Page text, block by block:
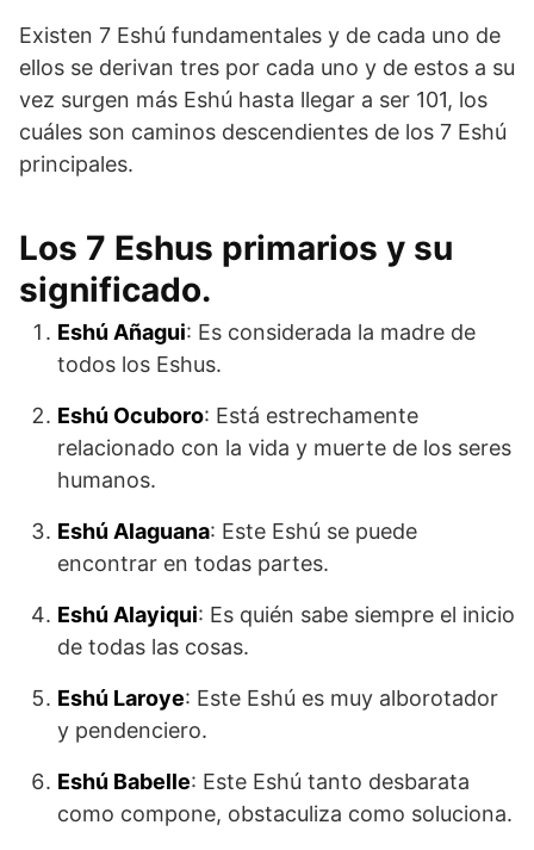
Existen 7 Eshú fundamentales y de cada uno de
ellos se derivan tres por cada uno y de estos a su
vez surgen más Eshú hasta llegar a ser 101, los
cuáles son caminos descendientes de los 7 Eshú
principales.
Los 7 Eshus primarios y su
significado.
Eshú Añagui: Es considerada la madre de
todos los Eshus.
Eshú Ocuboro: Está estrechamente
relacionado con la vida y muerte de los seres
humanos.
Eshú Alaguana: Este Eshú se puede
encontrar en todas partes.
Eshú Alayiqui: Es quién sabe siempre el inicio
de todas las cosas.
Eshú Laroye: Este Eshú es muy alborotador
y pendenciero.
Eshú Babelle: Este Eshú tanto desbarata
como compone, obstaculiza como soluciona.